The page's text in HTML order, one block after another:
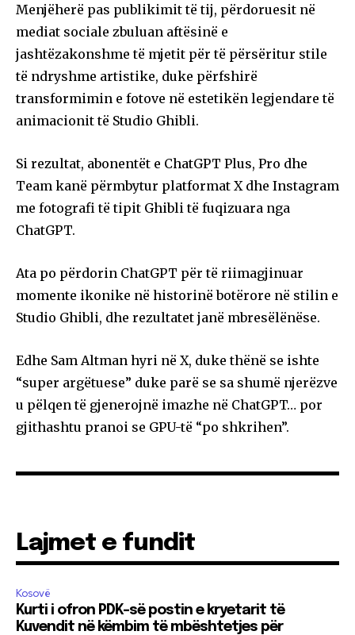
Menjëherë pas publikimit të tij, përdoruesit në
mediat sociale zbuluan aftësinë e
jashtëzakonshme të mjetit për të përsëritur stile
të ndryshme artistike, duke përfshirë
transformimin e fotove në estetikën legjendare të
animacionit të Studio Ghibli.
Si rezultat, abonentët e ChatGPT Plus, Pro dhe
Team kanë përmbytur platformat X dhe Instagram
me fotografi të tipit Ghibli të fuqizuara nga
ChatGPT.
Ata po përdorin ChatGPT për të riimagjinuar
momente ikonike në historinë botërore në stilin e
Studio Ghibli, dhe rezultatet janë mbresëlënëse.
Edhe Sam Altman hyri në X, duke thënë se ishte
“super argëtuese” duke parë se sa shumë njerëzve
u pëlqen të gjenerojnë imazhe në ChatGPT… por
gjithashtu pranoi se GPU-të “po shkrihen”.
Lajmet e fundit
Kosovë
Kurti i ofron PDK-së postin e kryetarit të
Kuvendit në këmbim të mbështetjes për